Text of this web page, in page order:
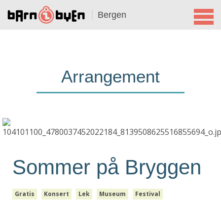
Bergen
Arrangement
Sommer på Bryggen
Gratis Konsert Lek Museum Festival